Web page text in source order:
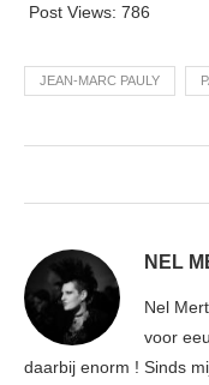
Post Views: 786
JEAN-MARC PAULY
NEL
Nel
voor
daarbij enorm ! Sinds